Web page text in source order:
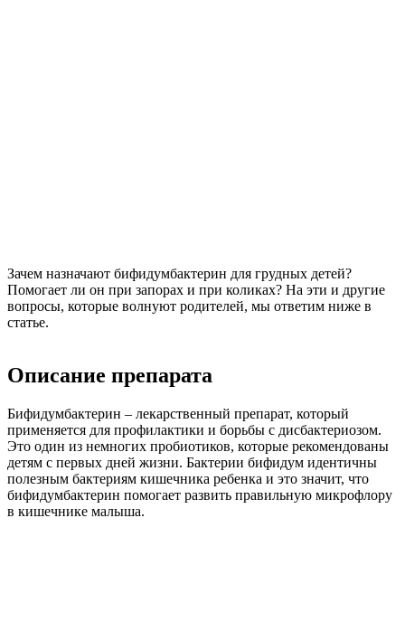
Зачем назначают бифидумбактерин для грудных детей?
Помогает ли он при запорах и при коликах? На эти и другие
вопросы, которые волнуют родителей, мы ответим ниже в
статье.
Описание препарата
Бифидумбактерин – лекарственный препарат, который
применяется для профилактики и борьбы с дисбактериозом.
Это один из немногих пробиотиков, которые рекомендованы
детям с первых дней жизни. Бактерии бифидум идентичны
полезным бактериям кишечника ребенка и это значит, что
бифидумбактерин помогает развить правильную микрофлору
в кишечнике малыша.